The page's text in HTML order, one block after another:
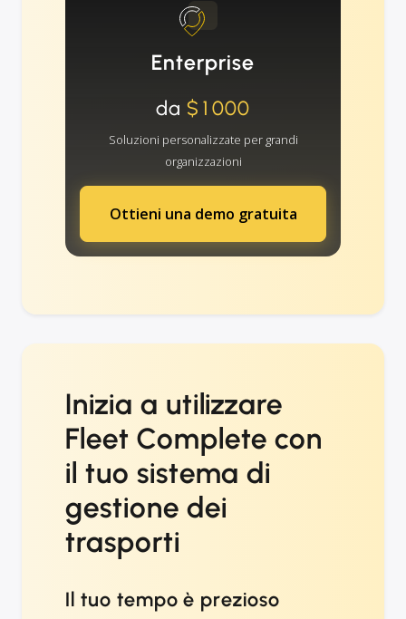
Enterprise
da$1000
Soluzioni personalizzate per grandi
organizzazioni
Ottieni una demo gratuita
Inizia a utilizzare
Fleet Complete con
il tuo sistema di
gestione dei
trasporti
Il tuo tempo è prezioso